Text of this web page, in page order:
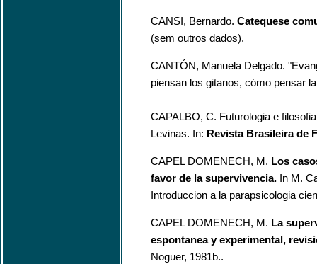
CANSI, Bernardo. Catequese
(sem outros dados).
CANTÓN, Manuela Delgado.
piensan los gitanos, cómo pensar
CAPALBO, C. Futurologia e
Levinas. In: Revista Brasileira de
CAPEL DOMENECH, M. Los
favor de la supervivencia. In M.
Introduccion a la parapsicologia
CAPEL DOMENECH, M. La
espontanea y experimental,
Noguer, 1981b..